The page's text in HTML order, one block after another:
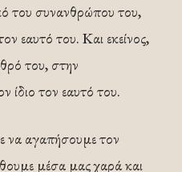
του συνανθρώπου του,
εαυτό του. Και εκείνος,
του, στην
ίδιο τον εαυτό του.
να αγαπήσουμε τον
μέσα μας χαρά και